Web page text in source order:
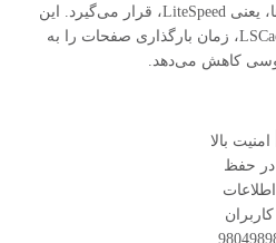
یکی از سریع‌ترین وب‌سرورها، یعنی LiteSpeed، قرار می‌گیرد. این
سرور با افزونه قدرتمند LSCache، زمان بارگذاری صفحات را به
کاهش می‌دهد.